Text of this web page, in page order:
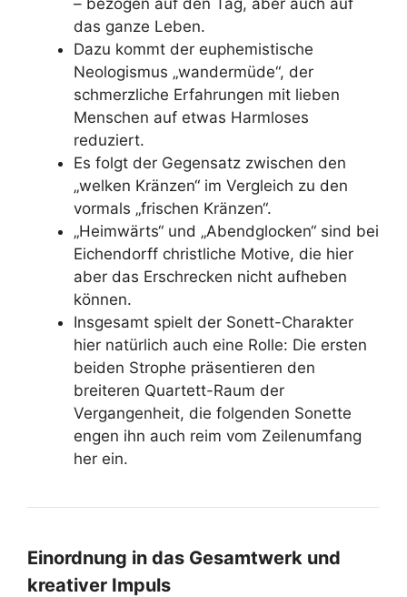
– bezogen auf den Tag, aber auch auf
das ganze Leben.
Dazu kommt der euphemistische
Neologismus „wandermüde“, der
schmerzliche Erfahrungen mit lieben
Menschen auf etwas Harmloses
reduziert.
Es folgt der Gegensatz zwischen den
„welken Kränzen“ im Vergleich zu den
vormals „frischen Kränzen“.
„Heimwärts“ und „Abendglocken“ sind bei
Eichendorff christliche Motive, die hier
aber das Erschrecken nicht aufheben
können.
Insgesamt spielt der Sonett-Charakter
hier natürlich auch eine Rolle: Die ersten
beiden Strophe präsentieren den
breiteren Quartett-Raum der
Vergangenheit, die folgenden Sonette
engen ihn auch reim vom Zeilenumfang
her ein.
Einordnung in das Gesamtwerk und
kreativer Impuls